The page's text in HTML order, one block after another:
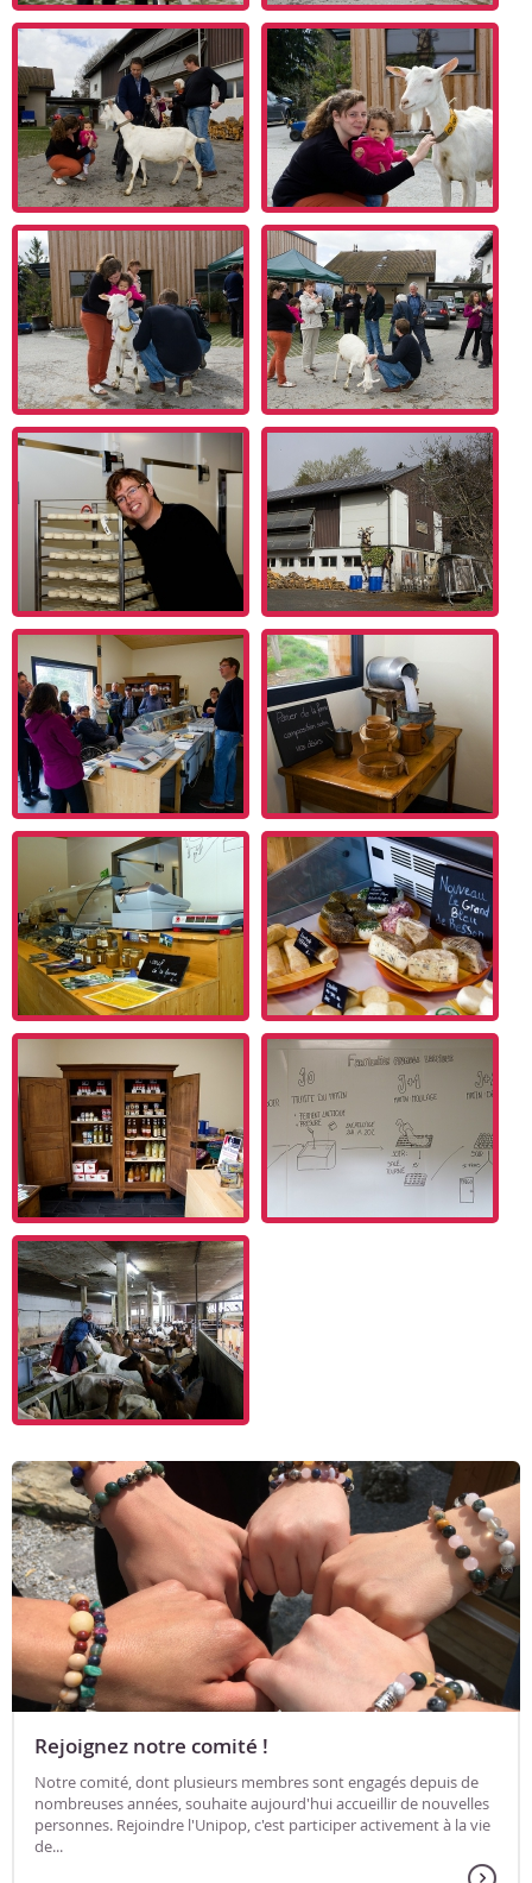
Rejoignez notre comité !
Notre comité, dont plusieurs membres sont engagés depuis de
nombreuses années, souhaite aujourd'hui accueillir de nouvelles
personnes. Rejoindre l'Unipop, c'est participer activement à la vie
de...